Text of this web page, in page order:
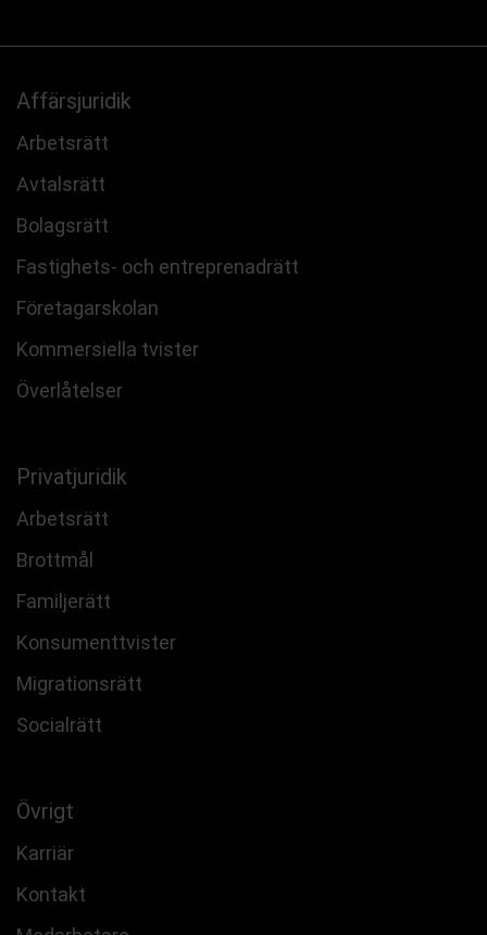
Affärsjuridik
Arbetsrätt
Avtalsrätt
Bolagsrätt
Fastighets- och entreprenadrätt
Företagarskolan
Kommersiella tvister
Överlåtelser
Privatjuridik
Arbetsrätt
Brottmål
Familjerätt
Konsumenttvister
Migrationsrätt
Socialrätt
Övrigt
Karriär
Kontakt